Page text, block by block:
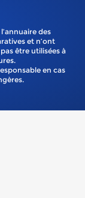
des
et n’ont
être utilisées à
en cas